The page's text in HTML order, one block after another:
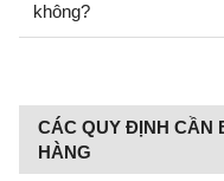
không?
CÁC QUY ĐỊNH CẦN
HÀNG